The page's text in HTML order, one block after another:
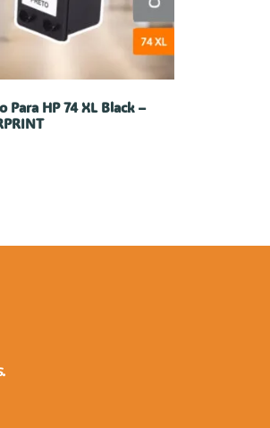
Para HP 74 XL Black –